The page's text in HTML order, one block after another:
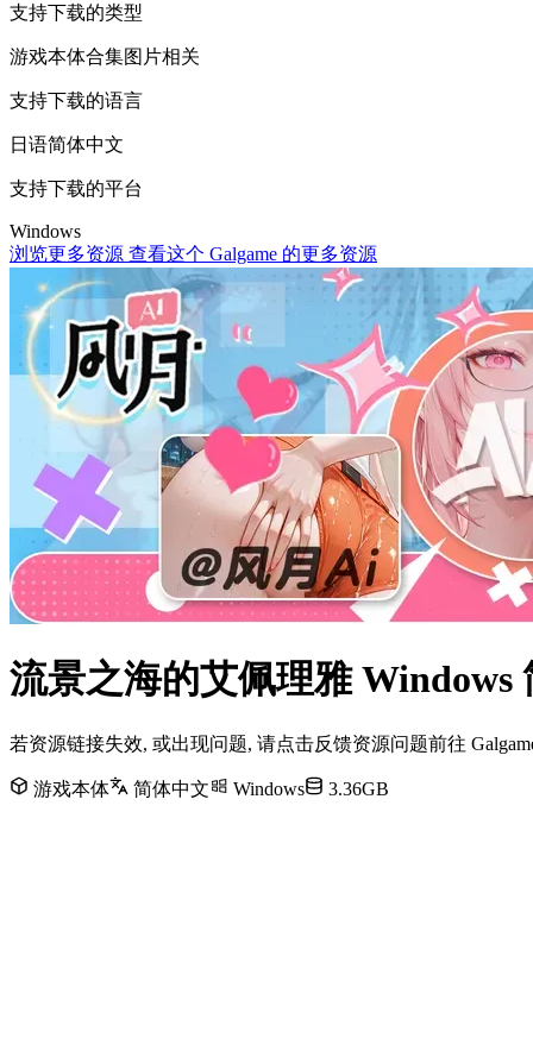
支持下载的类型
游戏本体合集图片相关
支持下载的语言
日语简体中文
支持下载的平台
Windows
浏览更多资源 查看这个 Galgame 的更多资源
流景之海的艾佩理雅
若资源链接失效, 或出现问题, 请点击反馈资源问题前往
游戏本体 简体中文 Windows 3.36GB